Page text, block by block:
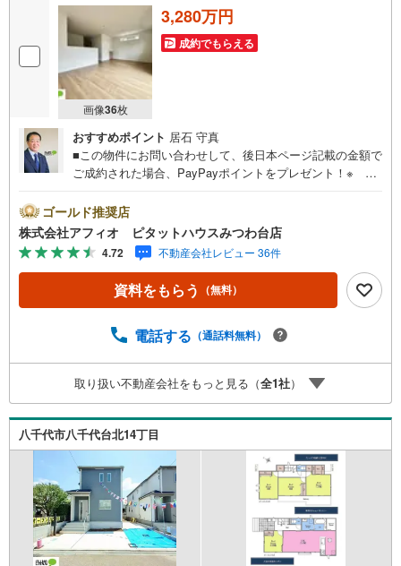
画像36枚
3,280万円
成約でもらえる
おすすめポイント 居石 守真
■この物件にお問い合わせして、後日本ページ記載の金額で
ご成約された場合、PayPayポイントをプレゼント！※ 条
中‥365日ご案内いつでも大歓迎!!酒井根小学校徒歩7分と
お子様の通学安心周辺環境充実！お買い物ラクラク公園も
多数あり子育て世代に優しい住環境■リビング全体を見渡せ
るカウンターキッチン■食料品保存に便利なパントリー■主
寝室広々10帖！ベットを置いても余裕の広さ■タンスいら
ずでスッキリ片付く大容量のウォークインクローゼット■地
産のことなら株式会社アフィオにお任せください！● お客
れるよう全力でサポート致します！ご見学やご相談には迅
速にご対応致します！お気軽にお問合せ下さいませ！
ゴールド推奨店
株式会社アフィオ ピタットハウスみつわ台店
4.72 不動産会社レビュー 36件
資料をもらう （無料）
電話する （通話料無料）
取り扱い不動産会社をもっと見る（全1社）
八千代市八千代台北14丁目